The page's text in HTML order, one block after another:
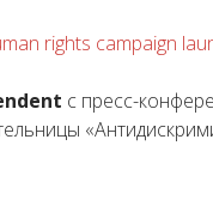
rights campaign
с пресс-